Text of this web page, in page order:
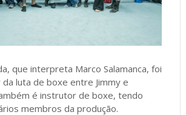
que interpreta Marco Salamanca, foi
luta de boxe entre Jimmy e
é instrutor de boxe, tendo
membros da produção.